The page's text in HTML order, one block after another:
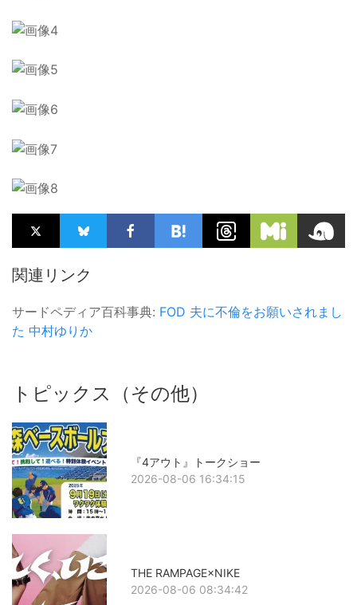
関連リンク
サードペディア百科事典: FOD 夫に不倫をお願いされまし
た 中村ゆりか
トピックス（その他）
『4アウト』トークショー
2026-08-06 16:34:15
THE RAMPAGE×NIKE
2026-08-06 08:34:42